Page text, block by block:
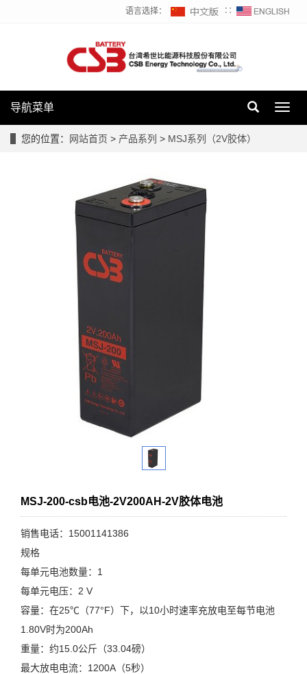
语言选择： ∷
导航菜单
您的位置： 网站首页 > 产品系列 > MSJ系列（2V胶体）
MSJ-200-csb电池-2V200AH-2V胶体电池
销售电话：15001141386
规格
每单元电池数量：1
每单元电压：2 V
容量：在25℃（77°F）下，以10小时速率充放电至每节电池
1.80V时为200Ah
重量：约15.0公斤（33.04磅）
最大放电电流：1200A（5秒）